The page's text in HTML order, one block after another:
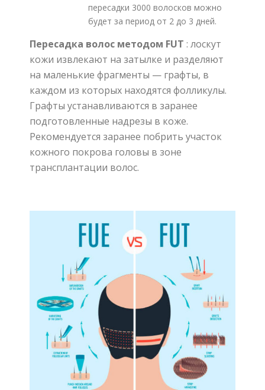
пересадки 3000 волосков можно
будет за период от 2 до 3 дней.
Пересадка волос методом FUT : лоскут
кожи извлекают на затылке и разделяют
на маленькие фрагменты — графты, в
каждом из которых находятся фолликулы.
Графты устанавливаются в заранее
подготовленные надрезы в коже.
Рекомендуется заранее побрить участок
кожного покрова головы в зоне
трансплантации волос.